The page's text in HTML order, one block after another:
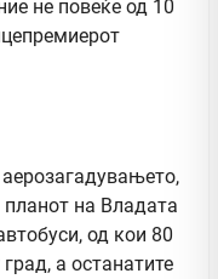
не повеќе од 10
на Владата
од кои 80
а останатите